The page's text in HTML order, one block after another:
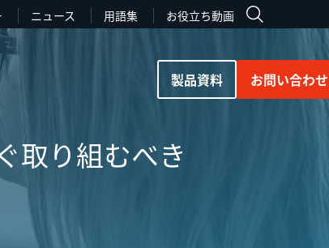
ニュース 用語集 お役立ち動画
製品資料 お問い合わせ
取り組むべき